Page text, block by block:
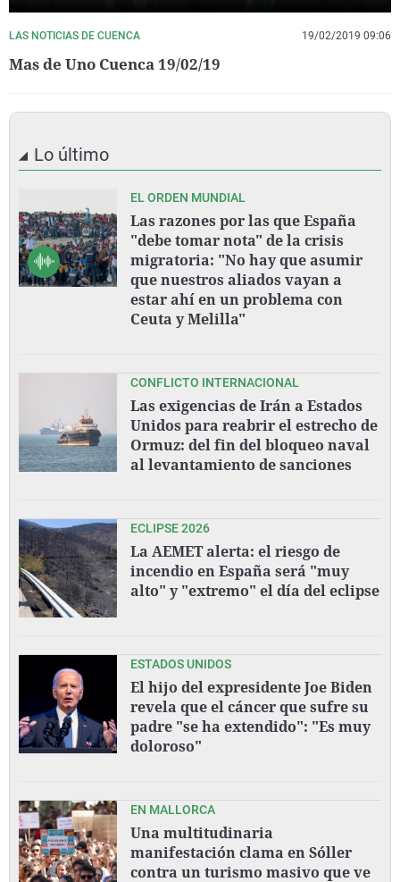
LAS NOTICIAS DE CUENCA 19/02/2019 09:06
Mas de Uno Cuenca 19/02/19
Lo último
EL ORDEN MUNDIAL
Las razones por las que España
"debe tomar nota" de la crisis
migratoria: "No hay que asumir
que nuestros aliados vayan a
estar ahí en un problema con
Ceuta y Melilla"
CONFLICTO INTERNACIONAL
Las exigencias de Irán a Estados
Unidos para reabrir el estrecho de
Ormuz: del fin del bloqueo naval
al levantamiento de sanciones
ECLIPSE 2026
La AEMET alerta: el riesgo de
incendio en España será "muy
alto" y "extremo" el día del eclipse
ESTADOS UNIDOS
El hijo del expresidente Joe Biden
revela que el cáncer que sufre su
padre "se ha extendido": "Es muy
doloroso"
EN MALLORCA
Una multitudinaria
manifestación clama en Sóller
contra un turismo masivo que ve